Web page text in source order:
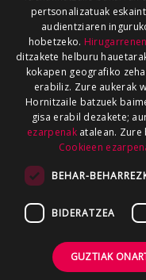
pertsonalizatuak
audientziaren
hobetzeko.
ditzakete helburu
kokapen geografiko
erabiliz. Zure aukerak
Hornitzaile batzuek
gisa erabil dezakete;
ezarpenakatalean. Zure
Cookieen
BEHAR-
BIDERATZEA
GUZTIAK